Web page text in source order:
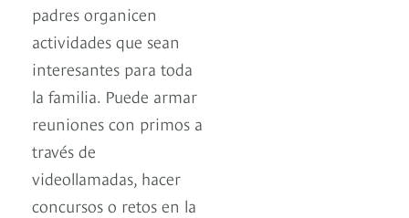
padres organicen
actividades que sean
interesantes para toda
la familia. Puede armar
reuniones con primos a
través de
videollamadas, hacer
concursos o retos en la